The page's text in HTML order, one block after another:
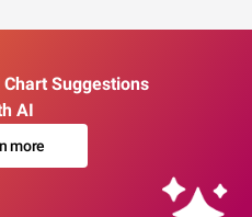
Suggestions
AI
more